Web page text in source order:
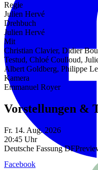
Facebook
Regie
Julien Hervé
Drehbuch
Julien Hervé
Mit
Christian Clavier, Didier
Testud, Chloé Coulloud,
Albert Goldberg, Philippe
Kamera
Emmanuel Royer
Vorstellungen &
Fr. 14. Aug. 2026
20:45 Uhr
Deutsche FassungDF